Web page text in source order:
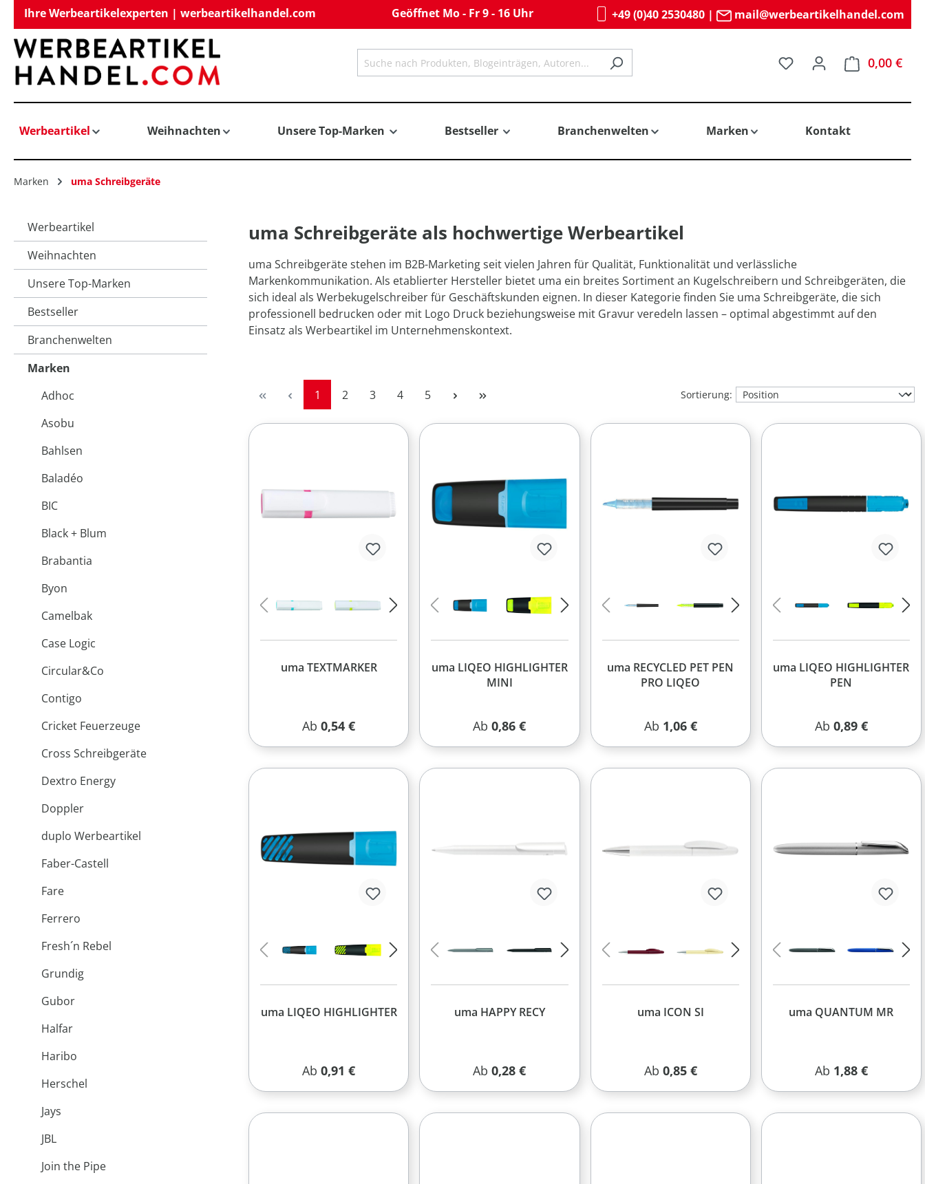
Zur Hauptnavigation springen
Ihre Werbeartikelexperten | werbeartikelhandel.com Geöffnet Mo - Fr 9 - 16 Uhr +49 (0)40 2530480| mail@werbeartikelhandel.com
Du hast 0 Produkte auf
0,00 €
Werbeartikel Weihnachten Unsere Top-Marken Bestseller Branchenwelten Marken Kontakt
Marken uma Schreibgeräte
uma Schreibgeräte als hochwertige Werbeartikel
uma Schreibgeräte stehen im B2B-Marketing seit vielen Jahren für Qualität, Funktionalität und verlässliche
Markenkommunikation. Als etablierter Hersteller bietet uma ein breites Sortiment an Kugelschreibern und Schreibgeräten, die
sich ideal als Werbekugelschreiber für Geschäftskunden eignen. In dieser Kategorie finden Sie uma Schreibgeräte, die sich
professionell bedrucken oder mit Logo Druck beziehungsweise mit Gravur veredeln lassen – optimal abgestimmt auf den
Einsatz als Werbeartikel im Unternehmenskontext.
Seite
1 Seite
2 Seite
3 Seite
4 Seite
5 Sortierung:
uma TEXTMARKER
Regulärer Preis:
Ab0,54 €
uma LIQEO HIGHLIGHTER
MINI
Regulärer Preis:
Ab0,86 €
uma RECYCLED PET PEN
PRO LIQEO
Regulärer Preis:
Ab 1,06 €
uma LIQEO HIGHLIGHTER
PEN
Regulärer Preis:
Ab 0,89 €
uma LIQEO HIGHLIGHTER
Regulärer Preis:
Ab0,91 €
uma HAPPY RECY
Regulärer Preis:
Ab0,28 €
uma ICON SI
Regulärer Preis:
Ab 0,85 €
uma QUANTUM MR
Regulärer Preis:
Ab 1,88 €
Werbeartikel
Weihnachten
Unsere Top-Marken
Bestseller
Branchenwelten
Marken
Adhoc
Asobu
Bahlsen
Baladéo
BIC
Black + Blum
Brabantia
Byon
Camelbak
Case Logic
Сircular&Сo
Contigo
Cricket Feuerzeuge
Cross Schreibgeräte
Dextro Energy
Doppler
duplo Werbeartikel
Faber-Castell
Fare
Ferrero
Fresh´n Rebel
Grundig
Gubor
Halfar
Haribo
Herschel
Jays
JBL
Join the Pipe